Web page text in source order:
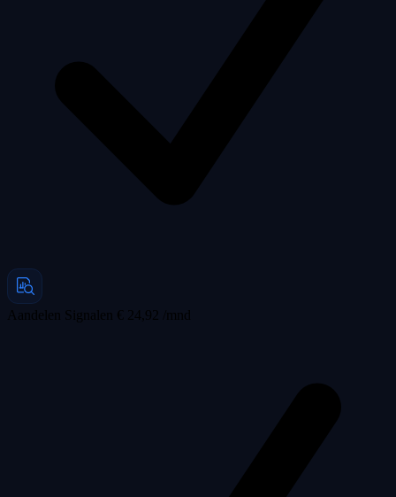
Aandelen Signalen € 24,92 /mnd